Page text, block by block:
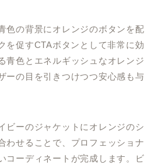
色の背景にオレンジのボタンを配
を促すCTAボタンとして非常に効
青色とエネルギッシュなオレンジ
ーの目を引きつけつつ安心感も与
ビーのジャケットにオレンジのシ
わせることで、プロフェッショナ
コーディネートが完成します。ビ